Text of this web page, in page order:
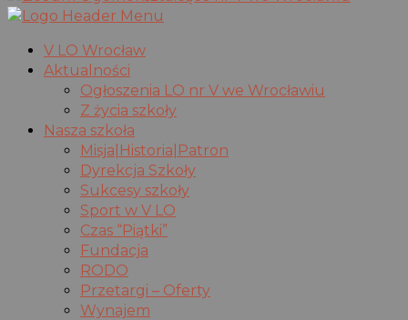
V LO Wrocław
Aktualności
Ogłoszenia LO nr V we Wrocławiu
Z życia szkoły
Nasza szkoła
Misja|Historia|Patron
Dyrekcja Szkoły
Sukcesy szkoły
Sport w V LO
Czas “Piątki”
Fundacja
RODO
Przetargi – Oferty
Wynajem